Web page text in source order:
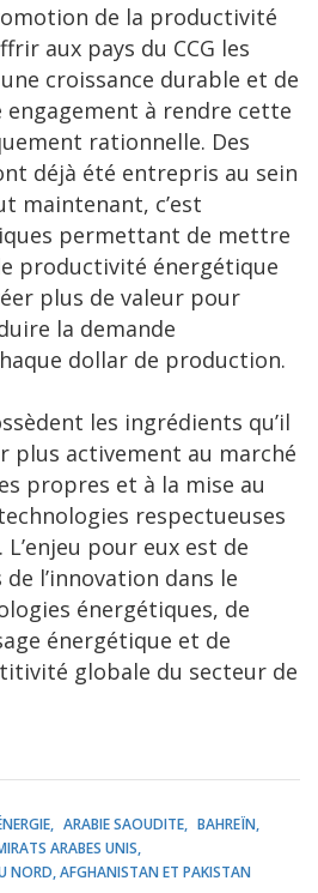
de la productivité
aux pays du CCG les
croissance durable et de
à rendre cette
rationnelle. Des
déjà été entrepris au sein
maintenant, c’est
permettant de mettre
productivité énergétique
plus de valeur pour
la demande
dollar de production.
les ingrédients qu’il
activement au marché
propres et à la mise au
respectueuses
pour eux est de
l’innovation dans le
énergétiques, de
énergétique et de
globale du secteur de
ARABIE SAOUDITE
BAHREÏN
ARABES UNIS
NORD, AFGHANISTAN ET PAKISTAN